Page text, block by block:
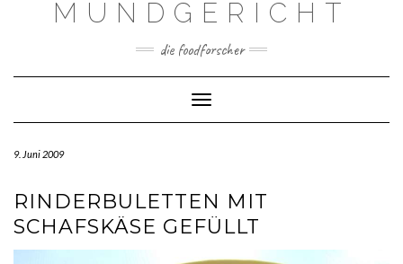
MUNDGERICHT
die foodforscher
Toggle Navigation
9. Juni 2009
RINDERBULETTEN MIT
SCHAFSKÄSE GEFÜLLT